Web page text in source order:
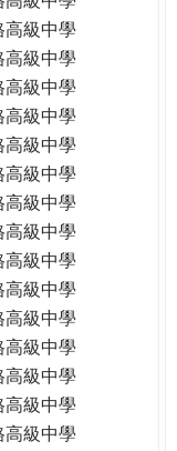
高級中學
高級中學
高級中學
高級中學
高級中學
高級中學
高級中學
高級中學
高級中學
高級中學
高級中學
高級中學
高級中學
高級中學
高級中學